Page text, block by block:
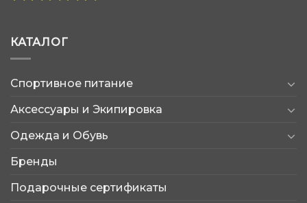
КАТАЛОГ
Спортивное питание
Аксессуары и Экипировка
Одежда и Обувь
Бренды
Подарочные сертификаты